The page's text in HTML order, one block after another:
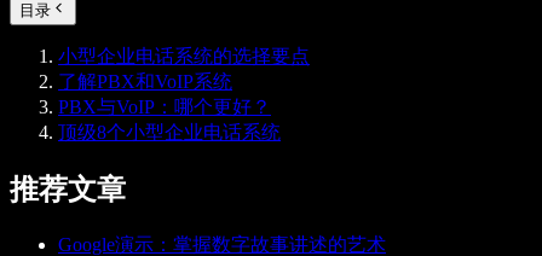
目录
小型企业电话系统的选择要点
了解PBX和VoIP系统
PBX与VoIP：哪个更好？
顶级8个小型企业电话系统
推荐文章
Google演示：掌握数字故事讲述的艺术